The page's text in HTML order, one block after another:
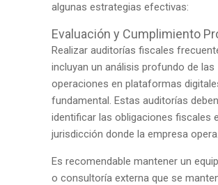
algunas estrategias efectivas:
Evaluación y Cumplimiento
Realizar auditorías fiscales
incluyan un análisis profundo de las
operaciones en plataformas
fundamental. Estas auditorías deben
identificar las obligaciones fiscales
jurisdicción donde la empresa opera.
Es recomendable mantener un
o consultoría externa que se